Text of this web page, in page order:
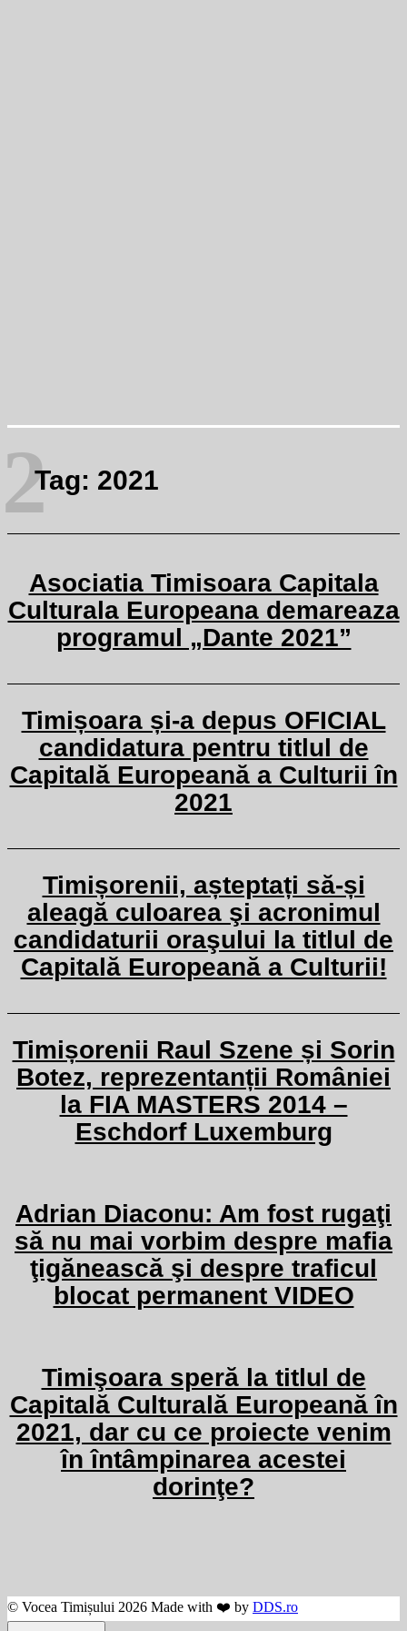
Tag: 2021
2
Asociatia Timisoara Capitala
Culturala Europeana demareaza
programul „Dante 2021”
Timișoara și-a depus OFICIAL
candidatura pentru titlul de
Capitală Europeană a Culturii în
2021
Timișorenii, așteptați să-și
aleagă culoarea şi acronimul
candidaturii oraşului la titlul de
Capitală Europeană a Culturii!
Timișorenii Raul Szene și Sorin
Botez, reprezentanții României
la FIA MASTERS 2014 –
Eschdorf Luxemburg
Adrian Diaconu: Am fost rugaţi
să nu mai vorbim despre mafia
ţigănească şi despre traficul
blocat permanent VIDEO
Timişoara speră la titlul de
Capitală Culturală Europeană în
2021, dar cu ce proiecte venim
în întâmpinarea acestei
dorinţe?
© Vocea Timișului 2026 Made with ❤️ by DDS.ro